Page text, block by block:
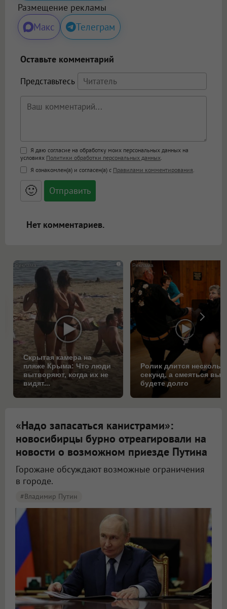
Размещение рекламы
Макс Телеграм
Оставьте комментарий
Представьтесь
Поддержка HTML
<b>, <strong>, <u>, <i>, <em>, <s>, <big>,
<small>, <sup>, <sub>, <pre>, <ul>, <ol>, <li>,
<blockquote>, <code> экранирует HTML,
адреса URL автоматически становятся
ссылками, и [img]адрес[/img] будет
Я даю согласие на обработку моих персональных данных на
условиях Политики обработки персональных данных
Я ознакомлен(а) и согласен(а) с Правилами комментирования
🙂
Нет комментариев.
i
Скрытая камера на
пляже Крыма: Что люди
вытворяют, когда их не
видят...
Ролик длится
секунд, а смеяться вы
будете долго
«Надо запасаться канистрами»:
новосибирцы бурно отреагировали на
новости о возможном приезде Путина
Горожане обсуждают возможные ограничения
в городе.
#Владимир Путин